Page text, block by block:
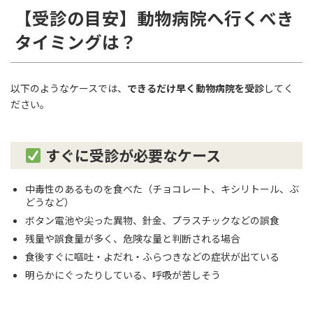
【受診の目安】動物病院へ行くべき
タイミングは？
以下のようなケースでは、 できるだけ早く動物病院を受診してく
ださい。
すぐに受診が必要なケース
中毒性のあるものを食べた（チョコレート、キシリトール、ぶ
どうなど）
ボタン電池や尖った異物、針金、プラスチックなどの誤食
残量や誤食量が多く、危険な量と判断される場合
食後すぐに嘔吐・よだれ・ふらつきなどの症状が出ている
明らかにぐったりしている、呼吸が苦しそう